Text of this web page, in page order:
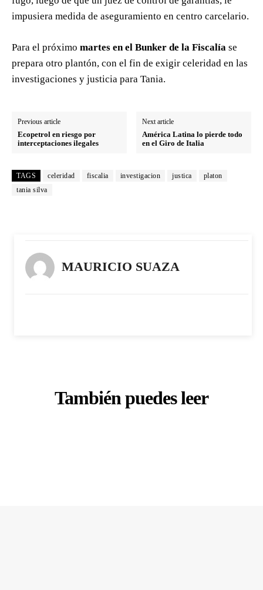
impusiera medida de aseguramiento en centro carcelario.
Para el próximo martes en el Bunker de la Fiscalía se
prepara otro plantón, con el fin de exigir celeridad en las
investigaciones y justicia para Tania.
Previous article
Ecopetrol en riesgo por
interceptaciones ilegales
Next article
América Latina lo pierde todo
en el Giro de Italia
TAGS celeridad fiscalia investigacion justica
platon
tania silva
MAURICIO SUAZA
También puedes leer